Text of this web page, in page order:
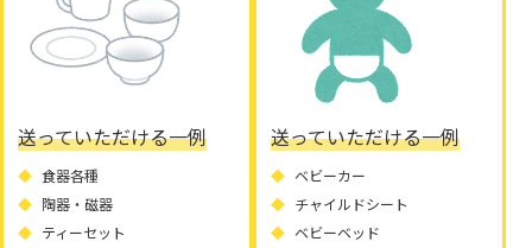
送っていただける一例
食器各種
陶器・磁器
ティーセット
送っていただける一例
ベビーカー
チャイルドシート
ベビーベッド